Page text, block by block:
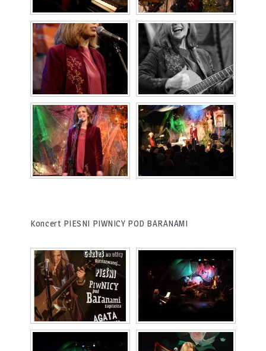
Koncert PIESNI PIWNICY POD BARANAMI